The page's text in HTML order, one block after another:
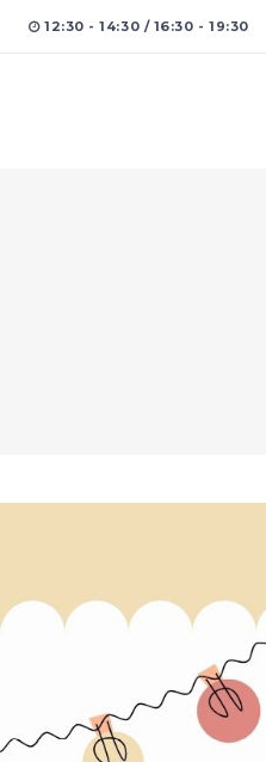
12:30 - 14:30 / 16:30 - 19:30